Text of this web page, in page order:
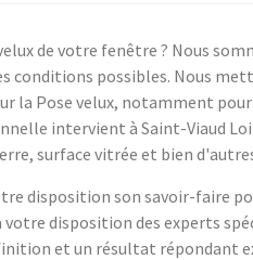
de votre fenêtre ? Nous
conditions possibles. Nous
la Pose velux, notamment
intervient à Saint-Viaud
surface vitrée et bien
disposition son savoir-faire
disposition des experts
et un résultat répondant